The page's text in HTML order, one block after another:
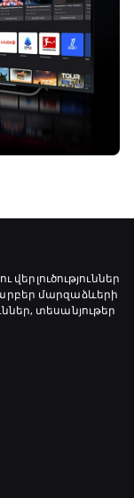
վերլուծություններ
մարզաձևերի
տեսանյութեր